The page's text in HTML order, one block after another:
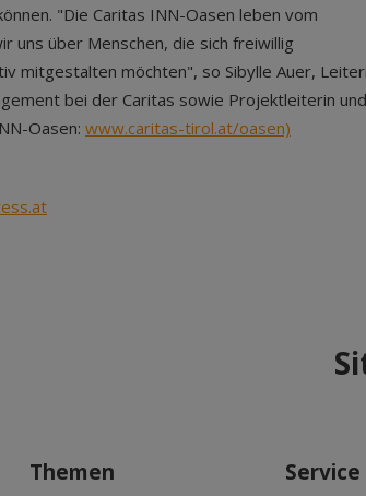
"Die Caritas INN-Oasen leben vom
uns über Menschen, die sich freiwillig
mitgestalten möchten", so Sibylle Auer,
bei der Caritas sowie Projektleiterin
Oasen: www.caritas-tirol.at/oasen)
Themen Service